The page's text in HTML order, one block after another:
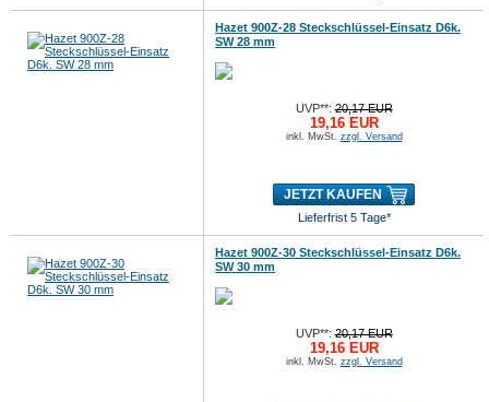
Hazet 900Z-28 Steckschlüssel-Einsatz D6k.
SW 28 mm
UVP**:20,17 EUR
19,16 EUR
inkl. MwSt. zzgl. Versand
JETZT KAUFEN
Lieferfrist 5 Tage*
Hazet 900Z-30 Steckschlüssel-Einsatz D6k.
SW 30 mm
UVP**:20,17 EUR
19,16 EUR
inkl. MwSt. zzgl. Versand